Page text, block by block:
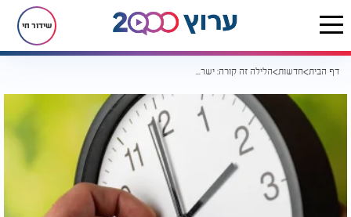
שידור חי
דף הבית חדשות הלילה זה קורה: ישראל עוברת לשעון קיץ - כך תתכוננו לאובדן שעת שינה